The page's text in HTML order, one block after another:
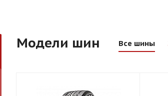
Модели шин Все шины